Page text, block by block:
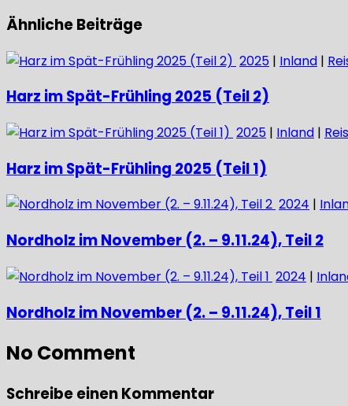
Ähnliche Beiträge
2025 | Inland |
Harz im Spät-Frühling 2025 (Teil 2)
2025 | Inland |
Harz im Spät-Frühling 2025 (Teil 1)
2024 |
Nordholz im November (2. – 9.11.24), Teil 2
2024 |
Nordholz im November (2. – 9.11.24), Teil 1
No Comment
Schreibe einen Kommentar